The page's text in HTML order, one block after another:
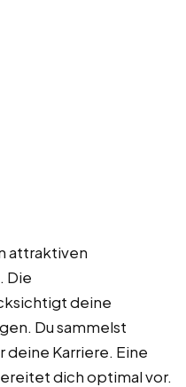
attraktiven
Die
deine
Du sammelst
deine Karriere. Eine
dich optimal vor.